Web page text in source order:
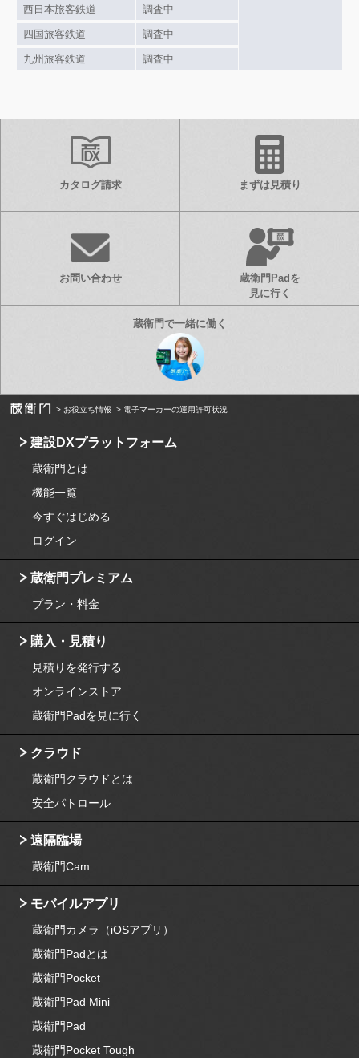
西日本旅客鉄道 調査中
四国旅客鉄道 調査中
九州旅客鉄道 調査中
カタログ請求 まずは見積り
お問い合わせ
蔵衛門Padを
見に行く
お役立ち情報 電子マーカーの運用許可状況
建設DXプラットフォーム
蔵衛門とは
機能一覧
今すぐはじめる
ログイン
蔵衛門プレミアム
プラン・料金
購入・見積り
見積りを発行する
オンラインストア
蔵衛門Padを見に行く
クラウド
蔵衛門クラウドとは
安全パトロール
遠隔臨場
蔵衛門Cam
モバイルアプリ
蔵衛門カメラ（iOSアプリ）
蔵衛門Padとは
蔵衛門Pocket
蔵衛門Pad Mini
蔵衛門Pad
蔵衛門Pocket Tough